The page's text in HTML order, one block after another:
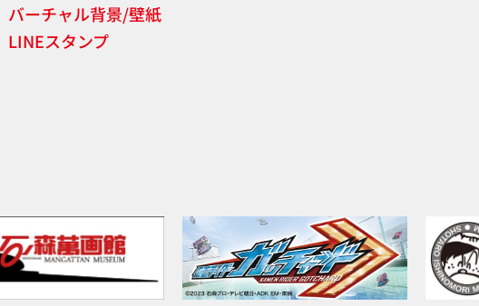
バーチャル背景/壁紙
LINEスタンプ